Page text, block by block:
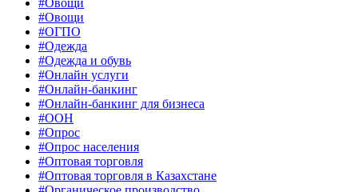
#Овощи
#Овощи
#ОГПО
#Одежда
#Одежда и обувь
#Онлайн услуги
#Онлайн-банкинг
#Онлайн-банкинг для бизнеса
#ООН
#Опрос
#Опрос населения
#Оптовая торговля
#Оптовая торговля в Казахстане